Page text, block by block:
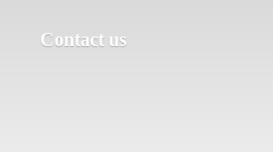
Contact us